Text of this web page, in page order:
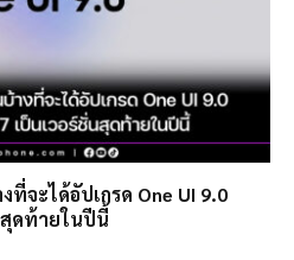
ที่จะได้อัปเกรด One UI 9.0
สุดท้ายในปีนี้